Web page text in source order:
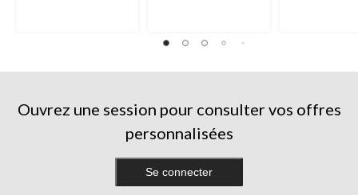
Ouvrez une session pour consulter vos offres
personnalisées
Se connecter